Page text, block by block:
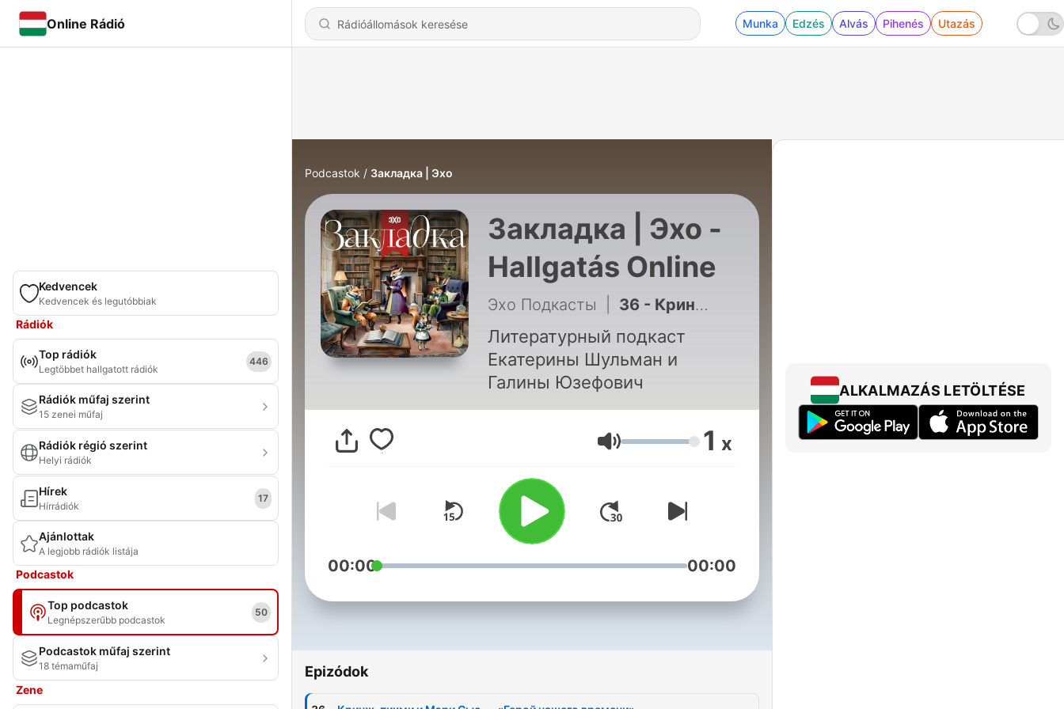
Online Rádió Munka Edzés Alvás Pihenés Utazás
Kedvencek
Kedvencek és legutóbbiak
Rádiók
Top rádiók
Legtöbbet hallgatott rádiók
446
Rádiók műfaj szerint
15 zenei műfaj
Rádiók régió szerint
Helyi rádiók
Hírek
Hírrádiók
17
Ajánlottak
A legjobb rádiók listája
Podcastok
Top podcastok
Legnépszerűbb podcastok
50
Podcastok műfaj szerint
18 témaműfaj
Zene
Podcastok Закладка | Эхо
Закладка | Эхо -
Hallgatás Online
Эхо Подкасты 36 - Кринж, пикми и Мэри Сью — «Герой нашего времени»
Литературный подкаст
Екатерины Шульман и
Галины Юзефович
Hangerő 1 x
00:00 00:00
Epizódok
ALKALMAZÁS LETÖLTÉSE